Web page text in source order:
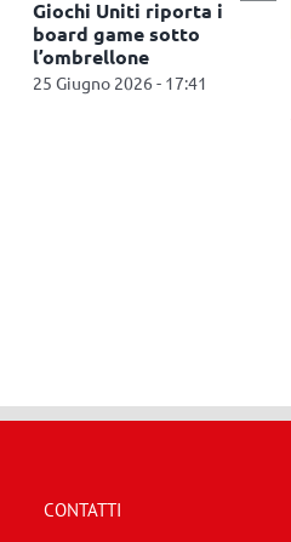
Giochi Uniti riporta i
board game sotto
l’ombrellone
25 Giugno 2026 - 17:41
CONTATTI